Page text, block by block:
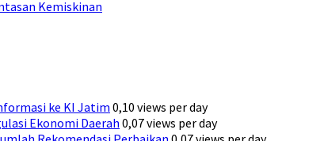
Kemiskinan
ke KI Jatim0,10 views per day
Ekonomi Daerah 0,07 views per day